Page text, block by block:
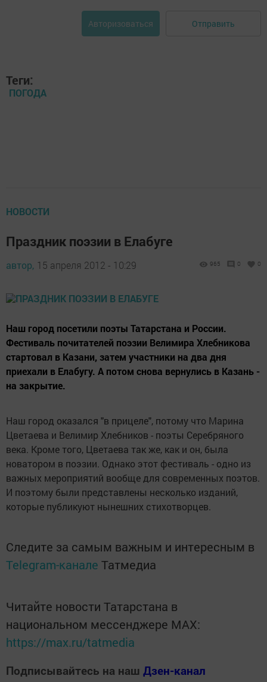
Авторизоваться Отправить
Теги:
ПОГОДА
НОВОСТИ
Праздник поэзии в Елабуге
автор, 15 апреля 2012 - 10:29 965 0 0
Наш город посетили поэты Татарстана и России.
Фестиваль почитателей поэзии Велимира Хлебникова
стартовал в Казани, затем участники на два дня
приехали в Елабугу. А потом снова вернулись в Казань -
на закрытие.
Наш город оказался "в прицеле", потому что Марина
Цветаева и Велимир Хлебников - поэты Серебряного
века. Кроме того, Цветаева так же, как и он, была
новатором в поэзии. Однако этот фестиваль - одно из
важных мероприятий вообще для современных поэтов.
И поэтому были представлены несколько изданий,
которые публикуют нынешних стихотворцев.
Следите за самым важным и интересным в
Telegram-канале Татмедиа
Читайте новости Татарстана в
национальном мессенджере MАХ:
https://max.ru/tatmedia
Подписывайтесь на наш Дзен-канал